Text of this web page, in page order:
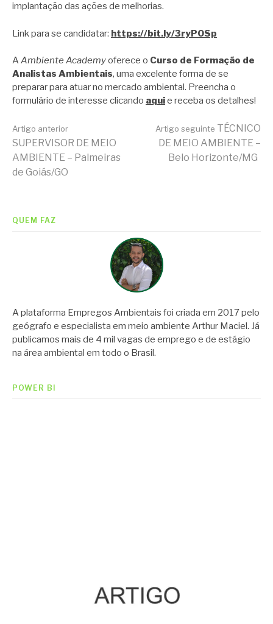
implantação das ações de melhorias.
Link para se candidatar: https://bit.ly/3ryPOSp
AAmbiente Academyoferece o Curso de Formação de
Analistas Ambientais, uma excelente forma de se
preparar para atuar no mercado ambiental. Preencha o
formulário de interesse clicando aquie receba os detalhes!
Continue
lendo
Artigo anterior
SUPERVISOR DE MEIO
AMBIENTE – Palmeiras
de Goiás/GO
Artigo seguinte TÉCNICO
DE MEIO AMBIENTE –
Belo Horizonte/MG
QUEM FAZ
A plataforma Empregos Ambientais foi criada em 2017 pelo
geógrafo e especialista em meio ambiente Arthur Maciel. Já
publicamos mais de 4 mil vagas de emprego e de estágio
na área ambiental em todo o Brasil.
POWER BI